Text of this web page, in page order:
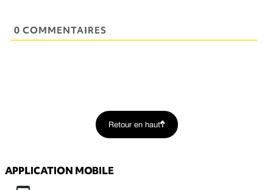
0 COMMENTAIRES
Retour en haut
APPLICATION MOBILE